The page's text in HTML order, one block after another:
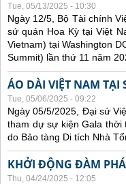
Tue, 05/13/2025 - 10:30
Ngày 12/5, Bộ Tài chính
sứ quán Hoa Kỳ tại Việt
Vietnam) tại Washington
Summit) lần thứ 11 năm
ÁO DÀI VIỆT NAM TẠI
Tue, 05/06/2025 - 09:22
Ngày 05/5/2025, Đại sứ
tham dự sự kiện Gala thời
do Bảo tàng Di tích Nhà
KHỞI ĐỘNG ĐÀM
Thu, 04/24/2025 - 12:05